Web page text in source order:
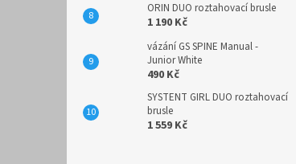
ORIN DUO roztahovací brusle
1 190 Kč
vázání GS SPINE Manual -
Junior White
490 Kč
SYSTENT GIRL DUO roztahovací
brusle
1 559 Kč